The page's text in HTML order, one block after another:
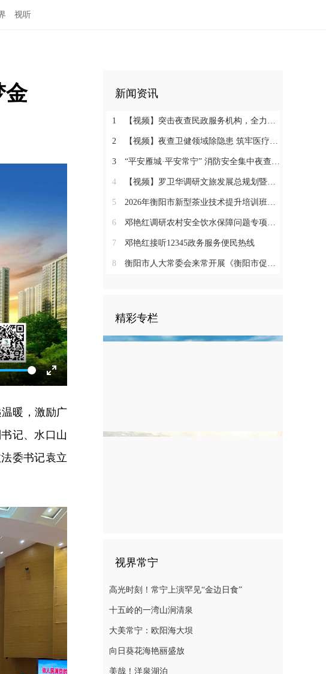
视听
金
Enter
fullscreen
暖，激励广
记、水口山
委书记袁立
新闻资讯
1 【视频】突击夜查民政服务机构，全力守护特殊群体安全
2 【视频】夜查卫健领域除隐患 筑牢医疗机构消防安全“防火墙”
3 “平安雁城·平安常宁” 消防安全集中夜查行动通告
4 【视频】罗卫华调研文旅发展总规划暨农文旅发展工作
5 2026年衡阳市新型茶业技术提升培训班在塔山瑶族乡开班
6 邓艳红调研农村安全饮水保障问题专项整治和抗旱保水工作
7 邓艳红接听12345政务服务便民热线
8 衡阳市人大常委会来常开展《衡阳市促进中医药康养与文旅融合发展若干规定（草案）》立法调研
精彩专栏
视界常宁
高光时刻！常宁上演罕见“金边日食”
十五岭的一湾山涧清泉
大美常宁：欧阳海大坝
向日葵花海艳丽盛放
美哉！洋泉湖泊